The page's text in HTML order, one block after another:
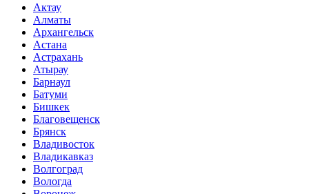
Актау
Алматы
Архангельск
Астана
Астрахань
Атырау
Барнаул
Батуми
Бишкек
Благовещенск
Брянск
Владивосток
Владикавказ
Волгоград
Вологда